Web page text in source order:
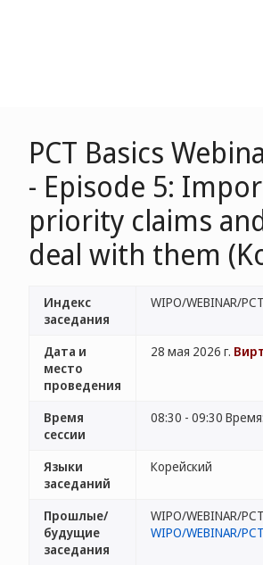
PCT Basics
- Episode 5:
priority claims
deal with them
Индекс
заседания
WIPO/WEBINAR/
Дата и
место
проведения
28 мая 2026 г.
Время
сессии
08:30 - 09:30
Языки
заседаний
Корейский
Прошлые/
будущие
заседания
WIPO/WEBINAR/
WIPO/WEBINAR/